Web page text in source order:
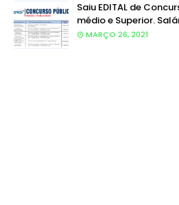
Saiu EDITAL de
médio e Superior.
MARÇO 26, 2021